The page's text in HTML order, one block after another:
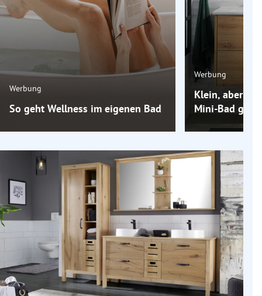
Werbung
So geht Wellness im eigenen Bad
Werbung
Klein, aber
Mini-Bad groß